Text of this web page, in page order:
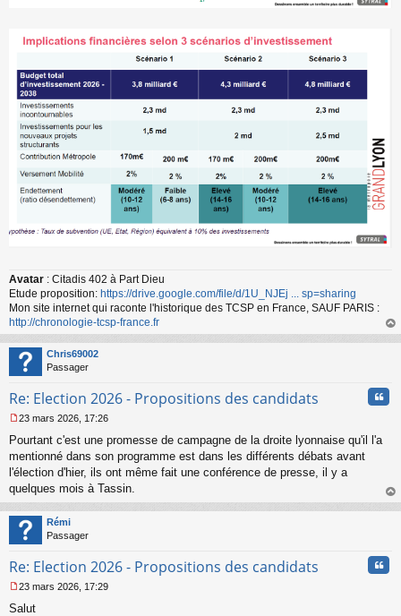
Avatar : Citadis 402 à Part Dieu
Etude proposition: https://drive.google.com/file/d/1U_NJEj ... sp=sharing
Mon site internet qui raconte l'historique des TCSP en France, SAUF PARIS :
http://chronologie-tcsp-france.fr
au
Chris69002
Passager
Re: Election 2026 - Propositions des candidats
e
s
s
g
n
o
l
u
23 mars 2026, 17:26
Pourtant c'est une promesse de campagne de la droite lyonnaise qu'il l'a
mentionné dans son programme est dans les différents débats avant
l'élection d'hier, ils ont même fait une conférence de presse, il y a
quelques mois à Tassin.
au
Rémi
Passager
Re: Election 2026 - Propositions des candidats
e
23 mars 2026, 17:29
Salut